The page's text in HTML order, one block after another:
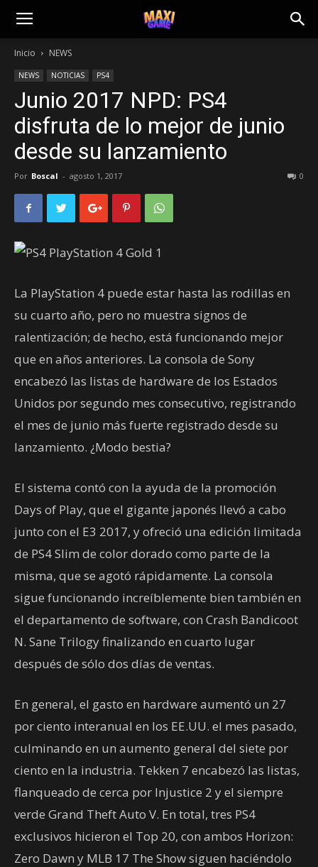
Inicio NEWS
NEWS NOTICIAS PS4
Junio 2017 NPD: PS4
disfruta de lo mejor de junio
desde su lanzamiento
Por Boscal - agosto 1, 2017 0
La PlayStation 4 puede estar hasta las rodillas en
su cuarto año, pero no muestra signos de
ralentización; de hecho, está funcionando mejor
que en años anteriores. La consola de Sony
encabezó las listas de hardware de los Estados
Unidos por segundo mes consecutivo, registrando
el mes de junio más fuerte registrado desde su
lanzamiento. ¿Modo bestia?
El sistema contó con la ayuda de la promoción
Days of Play, que el gigante japonés llevó a cabo
junto con el E3 2017, y ofreció una edición limitada
de PS4 Slim de color dorado como parte de la
misma, que se agotó rápidamente. La consola
sigue funcionando increíblemente bien también en
el departamento de software, con Crash Bandicoot
N. Sane Trilogy finalizando en cuarto lugar
después de sólo dos días de ventas.
En general, el gasto en hardware aumentó un 27
por ciento interanual en los EE.UU. el mes pasado,
culminando en un aumento general del siete por
ciento en la industria. Tekken 7 encabezó las listas,
flanqueado de cerca por Injustice 2 y el siempre
verde Grand Theft Auto V. En total, tres PS4
exclusivos hicieron el Top 20, con ambos Horizon:
Zero Dawn y MLB 17 The Show siguen haciéndolo